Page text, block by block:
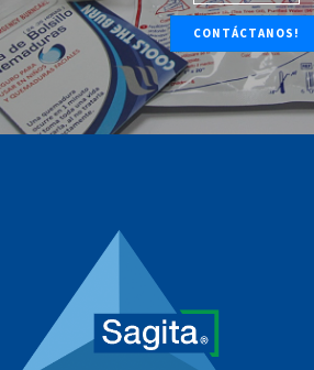
CONTÁCTANOS!